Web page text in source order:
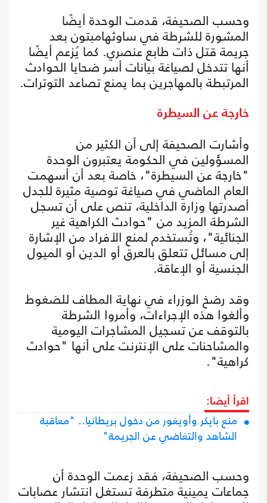
وحسب الصحيفة، قدمت الوحدة أيضًا
المشورة للشرطة في ساوثهامبتون بعد
جريمة قتل ذات طابع عنصري. كما يُزعم أيضًا
أنها تتدخل لصياغة بيانات أسر ضحايا الحوادث
المرتبطة بالمهاجرين بما يمنع تصاعد التوترات.
خارجة عن السيطرة
وأشارت الصحيفة إلى أن الكثير من
المسؤولين في الحكومة يعتبرون الوحدة
"خارجة عن السيطرة"، خاصة بعد أن أسهمت
العام الماضي في صياغة توصية مثيرة للجدل
أصدرتها وزارة الداخلية، تنص على أن تسجل
الشرطة المزيد من "حوادث الكراهية غير
الجنائية"، وتُستخدم لمنع الأفراد من الإشارة
إلى مسائل تتعلق بالعرق أو الدين أو الميول
الجنسية أو الإعاقة.
وقد رضخ الوزراء في نهاية المطاف للضغوط
وألغوا هذه الإجراءات، وأمروا الشرطة
بالتوقف عن تسجيل المشاجرات اليومية
والمشاحنات على الإنترنت على أنها "حوادث
كراهية".
اقرأ أيضا:
منع بايكر وأويغور من دخول بريطانيا.. "معاقبة
الشاهد والتغاضي عن الجريمة"
وحسب الصحيفة، فقد زعمت الوحدة أن
جماعات يمينية متطرفة تستغل انتشار عصابات